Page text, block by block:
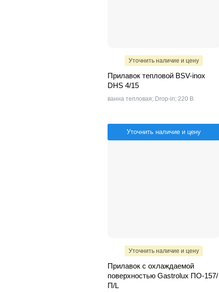
Уточнить наличие и цену
Прилавок тепловой BSV-inox
DHS 4/15
ванна тепловая; Drop-in; 220 В
Уточнить наличие и цену
Уточнить наличие и цену
Прилавок с охлаждаемой
поверхностью Gastrolux ПО-157/
П/L